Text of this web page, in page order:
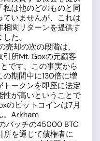
は他のどのものと同
ていませんが、これは
関リターンを提供す
た。
却の次の段階は、
所Mt. Goxの元顧客
です。この事実から
期間中に130倍に増
ークンを即座に法定
が高いということで
のビットコインは7月
。Arkham
バッチの45000 BTC
所を通じて債権者に